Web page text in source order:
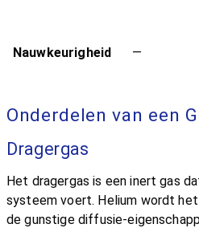
Nauwkeurigheid —
Onderdelen van een
Dragergas
Het dragergas is een inert gas
systeem voert. Helium wordt
de gunstige diffusie-